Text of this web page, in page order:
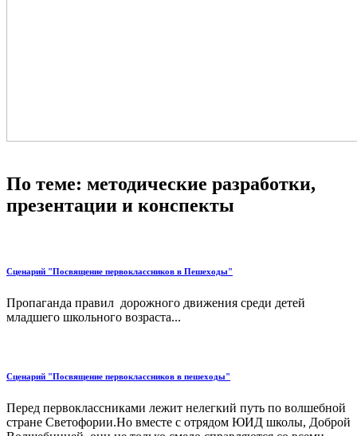
По теме: методические разработки,
презентации и конспекты
Сценарий "Посвящение первоклассников в Пешеходы"
Пропаганда правил дорожного движения среди детей
младшего школьного возраста...
Сценарий "Посвящение первоклассников в пешеходы"
Перед первоклассниками лежит нелегкий путь по волшебной
стране Светофории.Но вместе с отрядом ЮИД школы, Доброй